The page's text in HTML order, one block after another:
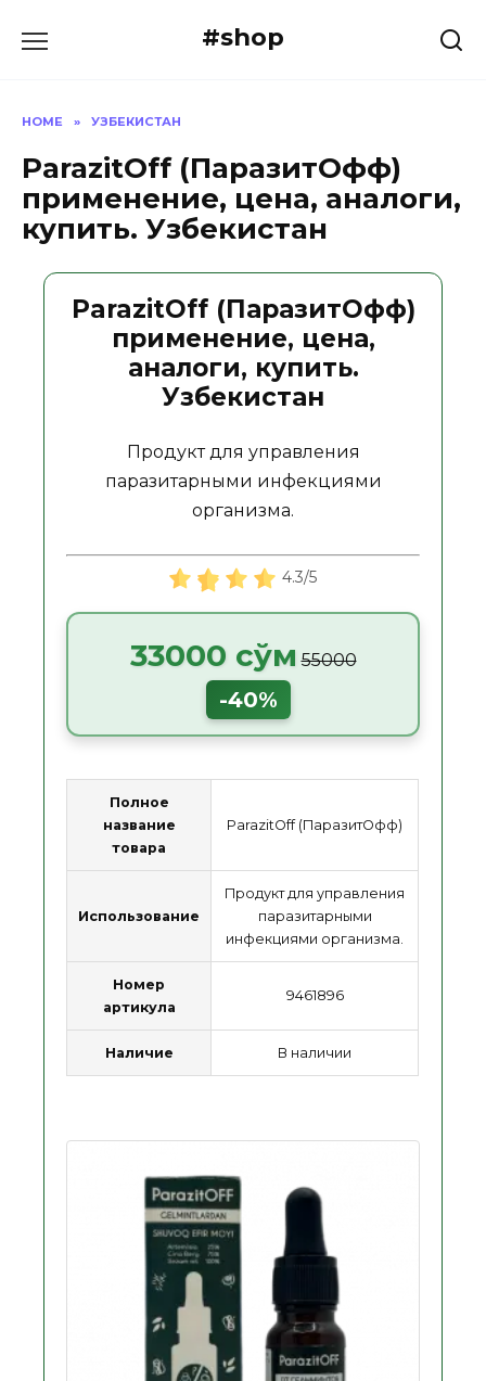
#shop
HOME » УЗБЕКИСТАН
ParazitOff (ПаразитОфф)
применение, цена, аналоги,
купить. Узбекистан
ParazitOff (ПаразитОфф)
применение, цена,
аналоги, купить.
Узбекистан
Продукт для управления
паразитарными инфекциями
организма.
4.3/5
33000 сўм 55000
-40%
Полное
название
товара
ParazitOff (ПаразитОфф)
Использование
Продукт для управления
паразитарными
инфекциями организма.
Номер
артикула
9461896
Наличие В наличии